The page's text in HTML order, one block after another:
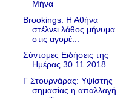
Μήνα
Brookings: Η Αθήνα
στέλνει λάθος μήνυμα
στις αγορέ...
Σύντομες Ειδήσεις της
Ημέρας 30.11.2018
Γ Στουρνάρας: Υψίστης
σημασίας η απαλλαγή